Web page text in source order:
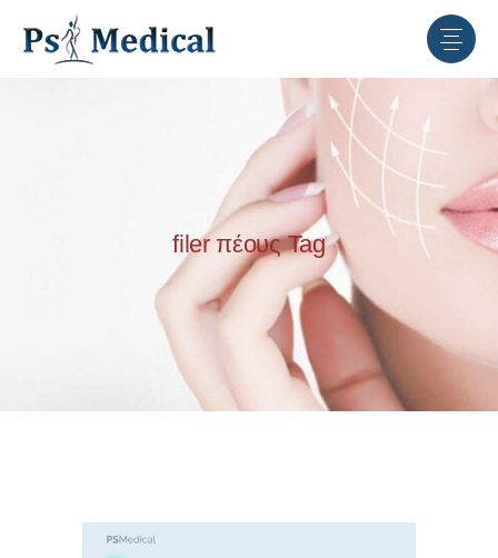
filer πέους Tag